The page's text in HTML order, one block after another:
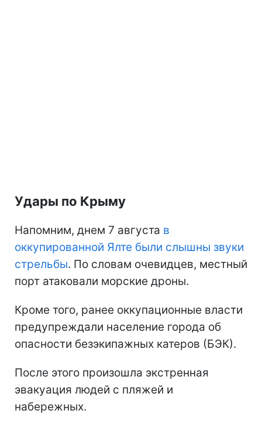
Удары по Крыму
Напомним, днем 7 августа в
оккупированной Ялте были слышны звуки
стрельбы. По словам очевидцев, местный
порт атаковали морские дроны.
Кроме того, ранее оккупационные власти
предупреждали население города об
опасности безэкипажных катеров (БЭК).
После этого произошла экстренная
эвакуация людей с пляжей и
набережных.